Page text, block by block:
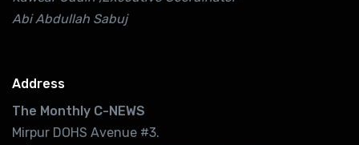
Abi Abdullah Sabuj
Address
The Monthly C-NEWS
Mirpur DOHS Avenue #3.